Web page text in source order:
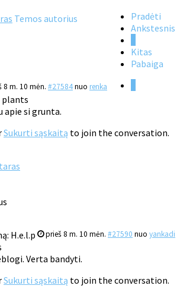
Pradėti
Ankstesnis
Kitas
Pabaiga
Temos autorius
8 m. 10 mėn. #27584nuo renka
plants
si grunta.
Sukurti sąskaitą to join the conversation.
prieš 8 m. 10 mėn. #27590 nuo yankadi
H.e.l.p
Verta bandyti.
Sukurti sąskaitą to join the conversation.